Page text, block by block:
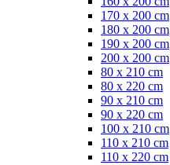
170 x 200 cm
180 x 200 cm
190 x 200 cm
200 x 200 cm
80 x 210 cm
80 x 220 cm
90 x 210 cm
90 x 220 cm
100 x 210 cm
110 x 210 cm
110 x 220 cm